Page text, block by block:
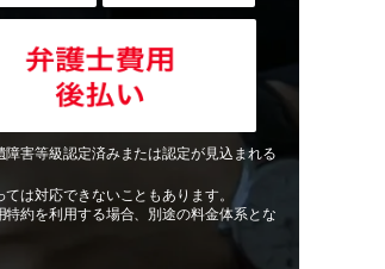
害等級認定済みまたは認定が見込まれる
は対応できないこともあります。
約を利用する場合、別途の料金体系とな